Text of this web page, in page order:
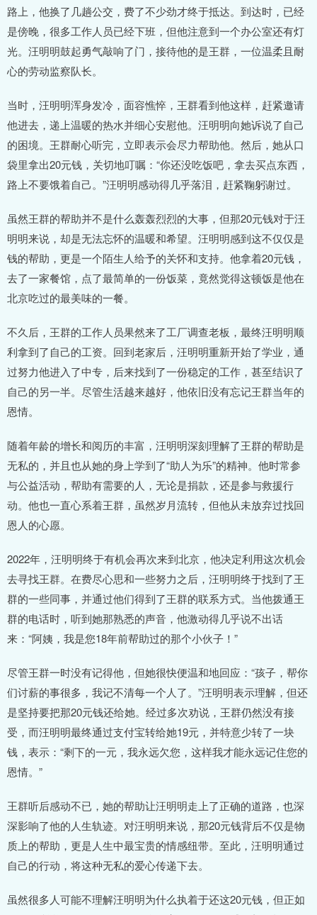
路上，他换了几趟公交，费了不少劲才终于抵达。到达时，已经
是傍晚，很多工作人员已经下班，但他注意到一个办公室还有灯
光。汪明明鼓起勇气敲响了门，接待他的是王群，一位温柔且耐
心的劳动监察队长。
当时，汪明明浑身发冷，面容憔悴，王群看到他这样，赶紧邀请
他进去，递上温暖的热水并细心安慰他。汪明明向她诉说了自己
的困境。王群耐心听完，立即表示会尽力帮助他。然后，她从口
袋里拿出20元钱，关切地叮嘱：“你还没吃饭吧，拿去买点东西，
路上不要饿着自己。”汪明明感动得几乎落泪，赶紧鞠躬谢过。
虽然王群的帮助并不是什么轰轰烈烈的大事，但那20元钱对于汪
明明来说，却是无法忘怀的温暖和希望。汪明明感到这不仅仅是
钱的帮助，更是一个陌生人给予的关怀和支持。他拿着20元钱，
去了一家餐馆，点了最简单的一份饭菜，竟然觉得这顿饭是他在
北京吃过的最美味的一餐。
不久后，王群的工作人员果然来了工厂调查老板，最终汪明明顺
利拿到了自己的工资。回到老家后，汪明明重新开始了学业，通
过努力他进入了中专，后来找到了一份稳定的工作，甚至结识了
自己的另一半。尽管生活越来越好，他依旧没有忘记王群当年的
恩情。
随着年龄的增长和阅历的丰富，汪明明深刻理解了王群的帮助是
无私的，并且也从她的身上学到了“助人为乐”的精神。他时常参
与公益活动，帮助有需要的人，无论是捐款，还是参与救援行
动。他也一直心系着王群，虽然岁月流转，但他从未放弃过找回
恩人的心愿。
2022年，汪明明终于有机会再次来到北京，他决定利用这次机会
去寻找王群。在费尽心思和一些努力之后，汪明明终于找到了王
群的一些同事，并通过他们得到了王群的联系方式。当他拨通王
群的电话时，听到她那熟悉的声音，他激动得几乎说不出话
来：“阿姨，我是您18年前帮助过的那个小伙子！”
尽管王群一时没有记得他，但她很快便温和地回应：“孩子，帮你
们讨薪的事很多，我记不清每一个人了。”汪明明表示理解，但还
是坚持要把那20元钱还给她。经过多次劝说，王群仍然没有接
受，而汪明明最终通过支付宝转给她19元，并特意少转了一块
钱，表示：“剩下的一元，我永远欠您，这样我才能永远记住您的
恩情。”
王群听后感动不已，她的帮助让汪明明走上了正确的道路，也深
深影响了他的人生轨迹。对汪明明来说，那20元钱背后不仅是物
质上的帮助，更是人生中最宝贵的情感纽带。至此，汪明明通过
自己的行动，将这种无私的爱心传递下去。
虽然很多人可能不理解汪明明为什么执着于还这20元钱，但正如